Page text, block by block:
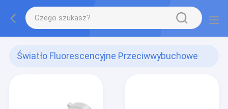
Światło Fluorescencyjne Przeciwwybuchowe